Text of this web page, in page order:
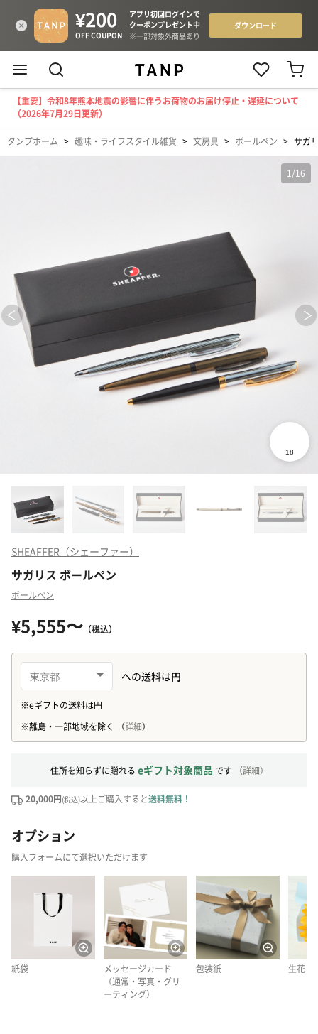
【重要】令和8年熊本地震の影響に伴うお荷物のお届け停止・遅延について
（2026年7月29日更新）
タンプホーム > 趣味・ライフスタイル雑貨 > 文房具 > ボールペン > サガ
1 /16
SHEAFFER（シェーファー）
サガリス ボールペン
ボールペン
¥5,555〜 （税込）
住所を知らずに贈れる eギフト対象商品 です （詳細）
20,000円(税込)以上ご購入すると送料無料！
オプション
購入フォームにて選択いただけます
紙袋
メッセージカード
（通常・写真・グリ
ーティング）
包装紙 生花